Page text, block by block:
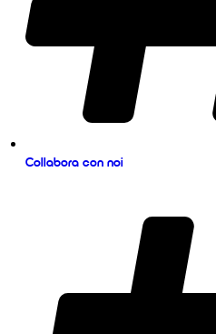
Collabora con noi